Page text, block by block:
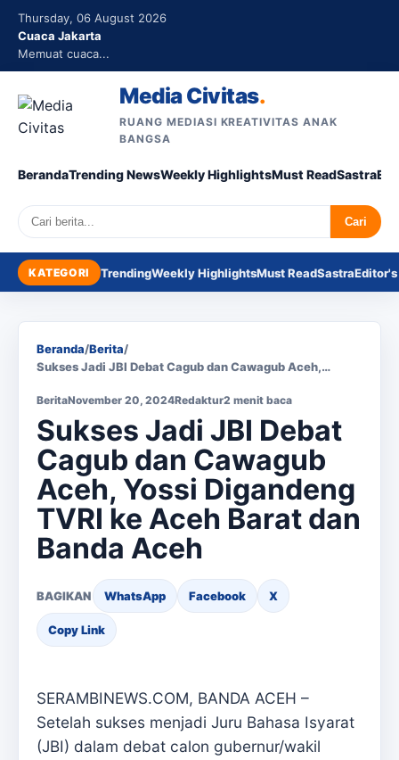
Thursday, 06 August 2026
Cuaca Jakarta
Memuat cuaca...
Media Civitas.
RUANG MEDIASI KREATIVITAS ANAK
BANGSA
BerandaTrending NewsWeekly HighlightsMust ReadSastra
Search Cari
KATEGORI TrendingWeekly HighlightsMust ReadSastra
Beranda/Berita/
Sukses Jadi JBI Debat Cagub dan Cawagub Aceh,…
BeritaNovember 20, 2024Redaktur2 menit baca
Sukses Jadi JBI Debat
Cagub dan Cawagub
Aceh, Yossi Digandeng
TVRI ke Aceh Barat dan
Banda Aceh
BAGIKAN WhatsApp Facebook X
Copy Link
SERAMBINEWS.COM, BANDA ACEH –
Setelah sukses menjadi Juru Bahasa Isyarat
(JBI) dalam debat calon gubernur/wakil